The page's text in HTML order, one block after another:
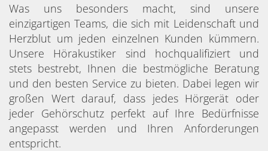
Was uns besonders macht, sind unsere
einzigartigen Teams, die sich mit Leidenschaft und
Herzblut um jeden einzelnen Kunden kümmern.
Unsere Hörakustiker sind hochqualifiziert und
stets bestrebt, Ihnen die bestmögliche Beratung
und den besten Service zu bieten. Dabei legen wir
großen Wert darauf, dass jedes Hörgerät oder
jeder Gehörschutz perfekt auf Ihre Bedürfnisse
angepasst werden und Ihren Anforderungen
entspricht.